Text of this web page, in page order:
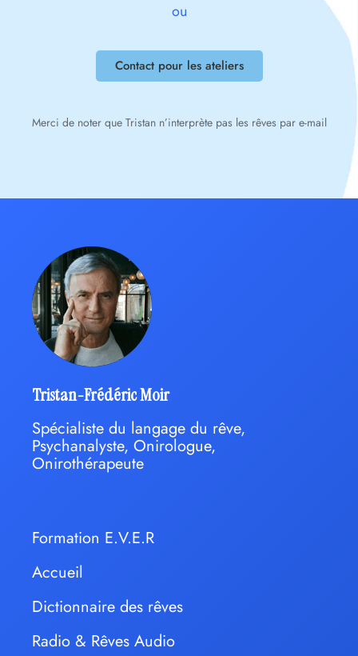
ou
Contact pour les ateliers
Merci de noter que Tristan n’interprète pas les rêves par e-mail
Tristan-Frédéric Moir
Spécialiste du langage du rêve,
Psychanalyste, Onirologue,
Onirothérapeute
Formation E.V.E.R
Accueil
Dictionnaire des rêves
Radio & Rêves Audio